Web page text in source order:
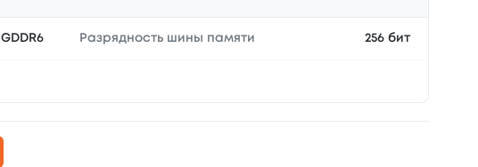
GDDR6 Разрядность шины памяти 256 бит